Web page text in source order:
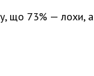
що 73% — лохи, а